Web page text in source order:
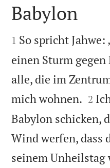

Babylon

1 So spricht Jahwe:
einen Sturm gegen
alle, die im
mich wohnen. 

2
Babylon schicken,
Wind werfen, dass
seinem Unheilstag